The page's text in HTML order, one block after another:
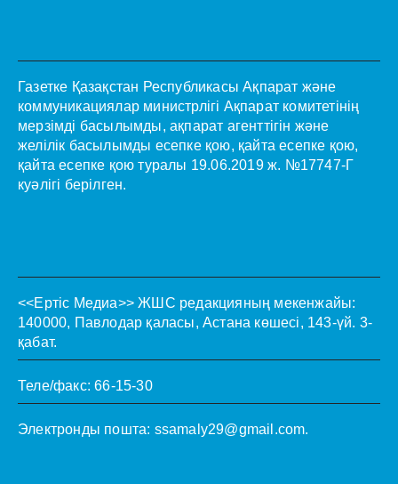
Газетке Қазақстан Республикасы Ақпарат және
коммуникациялар министрлігі Ақпарат комитетінің
мерзімді басылымды, ақпарат агенттігін және
желілік басылымды есепке қою, қайта есепке қою,
қайта есепке қою туралы 19.06.2019 ж. №17747-Г
куәлігі берілген.
<<Ертіс Медиа>> ЖШС редакцияның мекенжайы:
140000, Павлодар қаласы, Астана көшесі, 143-үй. 3-
қабат.
Теле/факс: 66-15-30
Электронды пошта: ssamaly29@gmail.com.